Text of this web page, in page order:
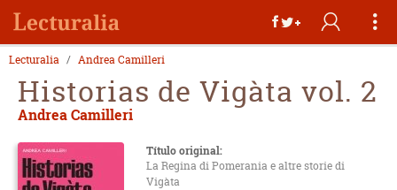
Lecturalia Andrea Camilleri
Historias de Vigàta vol. 2
Andrea Camilleri
Título original:
La Regina di Pomerania e altre storie di
Vigàta